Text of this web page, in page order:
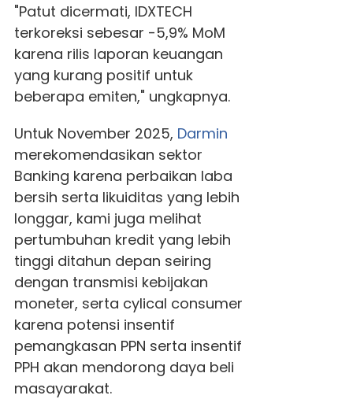
"Patut dicermati, IDXTECH
terkoreksi sebesar -5,9% MoM
karena rilis laporan keuangan
yang kurang positif untuk
beberapa emiten," ungkapnya.
Untuk November 2025, Darmin
merekomendasikan sektor
Banking karena perbaikan laba
bersih serta likuiditas yang lebih
longgar, kami juga melihat
pertumbuhan kredit yang lebih
tinggi ditahun depan seiring
dengan transmisi kebijakan
moneter, serta cylical consumer
karena potensi insentif
pemangkasan PPN serta insentif
PPH akan mendorong daya beli
masayarakat.